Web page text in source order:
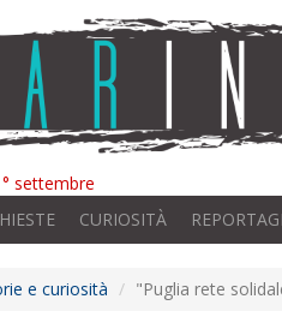
settembre
CURIOSITÀ
e curiosità "Puglia rete